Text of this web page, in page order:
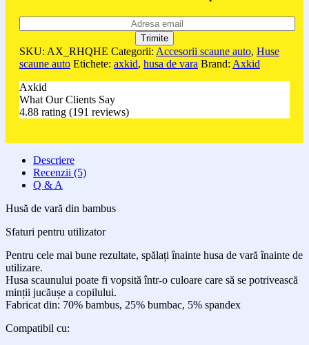
SKU: AX_RHQHE Categorii: Accesorii scaune auto, Huse
scaune auto Etichete: axkid, husa de vara Brand: Axkid
Axkid
What Our Clients Say
4.88 rating (191 reviews)
Descriere
Recenzii (5)
Q & A
Husă de vară din bambus
Sfaturi pentru utilizator
Pentru cele mai bune rezultate, spălați înainte husa de vară înainte de
utilizare.
Husa scaunului poate fi vopsită într-o culoare care să se potrivească
minții jucăușe a copilului.
Fabricat din: 70% bambus, 25% bumbac, 5% spandex
Compatibil cu: